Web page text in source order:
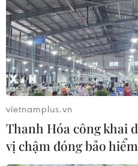
vietnamplus.vn
Thanh Hóa công khai
vị chậm đóng bảo hiểm